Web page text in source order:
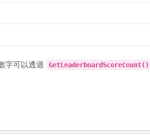
字可以透過 GetLeaderboardScoreCount()